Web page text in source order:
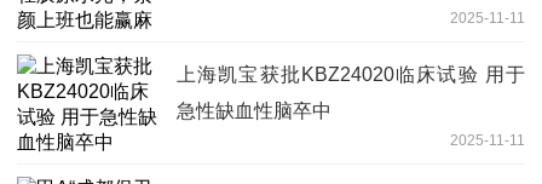
2025-11-11
上海凯宝获批KBZ24020临床试验 用于
急性缺血性脑卒中
2025-11-11